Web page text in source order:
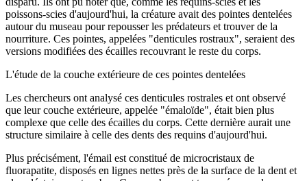
poissons-scies d'aujourd'hui, la créature avait des pointes dentelées
autour du museau pour repousser les prédateurs et trouver de la
nourriture. Ces pointes, appelées "denticules rostraux", seraient des
versions modifiées des écailles recouvrant le reste du corps.
L'étude de la couche extérieure de ces pointes dentelées
Les chercheurs ont analysé ces denticules rostrales et ont observé
que leur couche extérieure, appelée "émaloïde", était bien plus
complexe que celle des écailles du corps. Cette dernière aurait une
structure similaire à celle des dents des requins d'aujourd'hui.
Plus précisément, l'émail est constitué de microcristaux de
fluorapatite, disposés en lignes nettes près de la surface de la dent et